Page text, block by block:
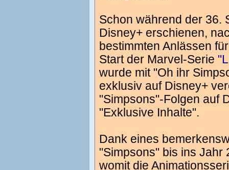
Schon während der 36.
Disney+ erschienen,
bestimmten Anlässen
Start der Marvel-Serie
wurde mit "Oh ihr
exklusiv auf Disney+
"Simpsons"-Folgen auf
"Exklusive Inhalte".
Dank eines
"Simpsons" bis ins Jahr
womit die